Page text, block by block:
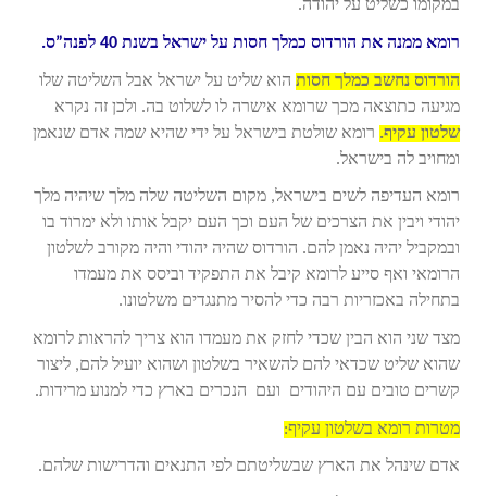
במקומו כשליט על יהודה.
רומא ממנה את הורדוס כמלך חסות על ישראל בשנת 40 לפנה”ס.
הורדוס נחשב כמלך חסות הוא שליט על ישראל אבל השליטה שלו
מגיעה כתוצאה מכך שרומא אישרה לו לשלוט בה. ולכן זה נקרא
שלטון עקיף. רומא שולטת בישראל על ידי שהיא שמה אדם שנאמן
ומחויב לה בישראל.
רומא העדיפה לשים בישראל, מקום השליטה שלה מלך שיהיה מלך
יהודי ויבין את הצרכים של העם וכך העם יקבל אותו ולא ימרוד בו
ובמקביל יהיה נאמן להם. הורדוס שהיה יהודי והיה מקורב לשלטון
הרומאי ואף סייע לרומא קיבל את התפקיד וביסס את מעמדו
בתחילה באכזריות רבה כדי להסיר מתנגדים משלטונו.
מצד שני הוא הבין שכדי לחזק את מעמדו הוא צריך להראות לרומא
שהוא שליט שכדאי להם להשאיר בשלטון ושהוא יועיל להם, ליצור
קשרים טובים עם היהודים ועם הנכרים בארץ כדי למנוע מרידות.
מטרות רומא בשלטון עקיף:
אדם שינהל את הארץ שבשליטתם לפי התנאים והדרישות שלהם.